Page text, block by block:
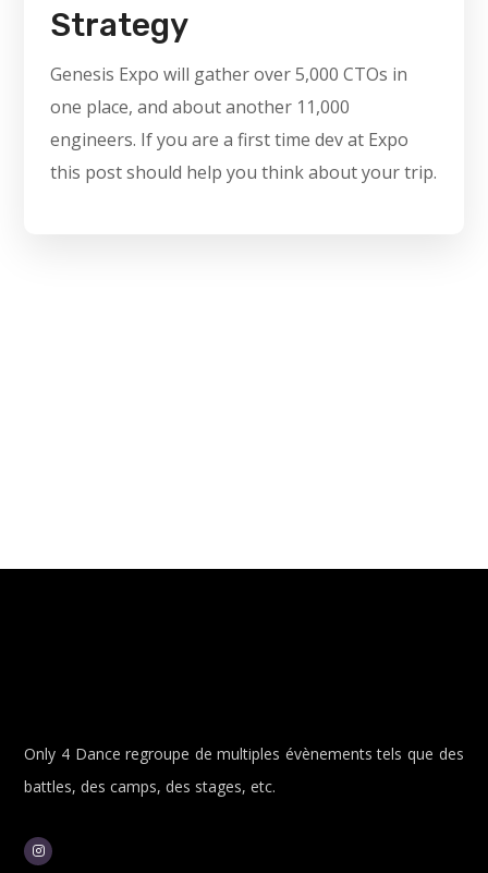
Strategy
Genesis Expo will gather over 5,000 CTOs in
one place, and about another 11,000
engineers. If you are a first time dev at Expo
this post should help you think about your trip.
Only 4 Dance regroupe de multiples évènements tels que des
battles, des camps, des stages, etc.